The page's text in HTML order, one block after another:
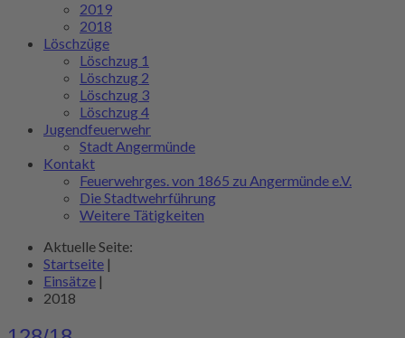
2019
2018
Löschzüge
Löschzug 1
Löschzug 2
Löschzug 3
Löschzug 4
Jugendfeuerwehr
Stadt Angermünde
Kontakt
Feuerwehrges. von 1865 zu Angermünde e.V.
Die Stadtwehrführung
Weitere Tätigkeiten
Aktuelle Seite:
Startseite |
Einsätze |
2018